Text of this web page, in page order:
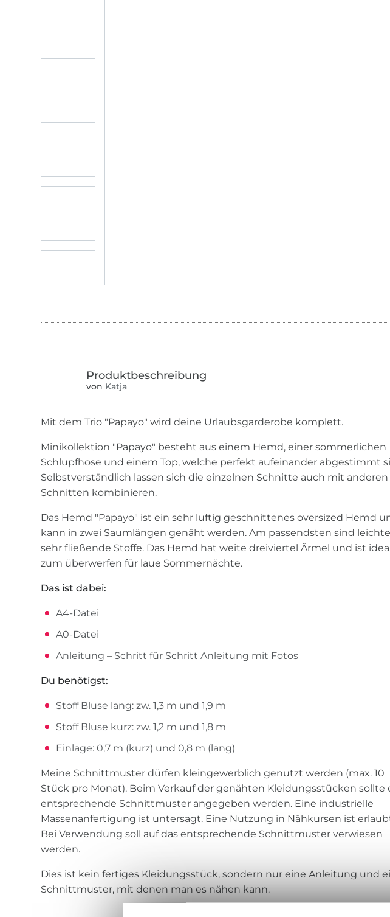
von Katja
Mit dem Trio "Papayo" wird deine Urlaubsgarderobe komplett.
Minikollektion "Papayo" besteht aus einem Hemd, einer sommerlichen
Schlupfhose und einem Top, welche perfekt aufeinander abgestimmt
Selbstverständlich lassen sich die einzelnen Schnitte auch mit anderen
Schnitten kombinieren.
Das Hemd "Papayo" ist ein sehr luftig geschnittenes oversized Hemd
kann in zwei Saumlängen genäht werden. Am passendsten sind
sehr fließende Stoffe. Das Hemd hat weite dreiviertel Ärmel und ist ideal
zum überwerfen für laue Sommernächte.
Das ist dabei:
A4-Datei
A0-Datei
Anleitung – Schritt für Schritt Anleitung mit Fotos
Du benötigst:
Stoff Bluse lang: zw. 1,3 m und 1,9 m
Stoff Bluse kurz: zw. 1,2 m und 1,8 m
Einlage: 0,7 m (kurz) und 0,8 m (lang)
Meine Schnittmuster dürfen kleingewerblich genutzt werden (max. 10
Stück pro Monat). Beim Verkauf der genähten Kleidungsstücken sollte
entsprechende Schnittmuster angegeben werden. Eine industrielle
Massenanfertigung ist untersagt. Eine Nutzung in Nähkursen ist
Bei Verwendung soll auf das entsprechende Schnittmuster verwiesen
werden.
Dies ist kein fertiges Kleidungsstück, sondern nur eine Anleitung und
Schnittmuster, mit denen man es nähen kann.